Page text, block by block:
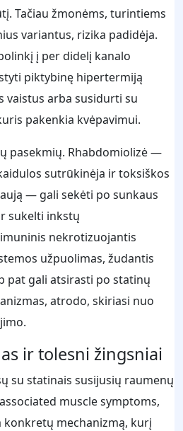
Tačiau žmonėms, turintiems
variantus, rizika padidėja.
į per didelį kanalo
piktybinę hipertermiją
vaistus arba susidurti su
pakenkia kvėpavimui.
pasekmių. Rhabdomiolizė —
sutrūkinėja ir toksiškos
— gali sekėti po sunkaus
sukelti inkstų
nekrotizuojantis
užpuolimas, žudantis
pat gali atsirasti po statinų
atrodo, skiriasi nuo
ir tolesni žingsniai
su statinais susijusių raumenų
muscle symptoms,
konkretų mechanizmą, kurį